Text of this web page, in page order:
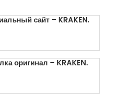
сайт – KRAKEN.
оригинал – KRAKEN.